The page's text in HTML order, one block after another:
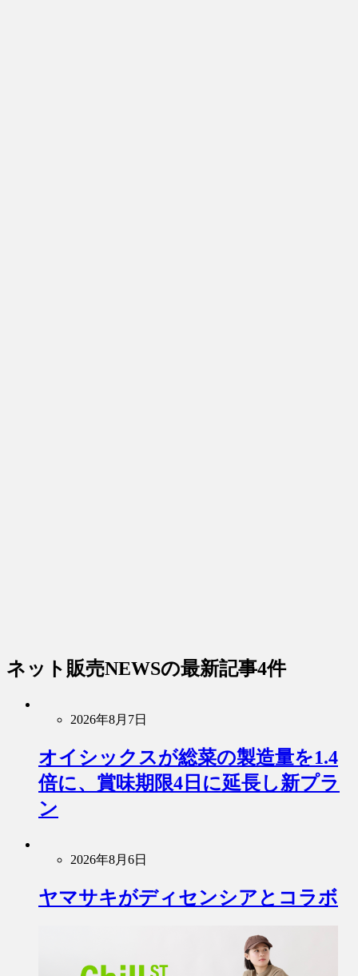
ネット販売NEWSの最新記事4件
2026年8月7日
オイシックスが総菜の製造量を1.4
倍に、賞味期限4日に延長し新プラ
ン
2026年8月6日
ヤマサキがディセンシアとコラボ